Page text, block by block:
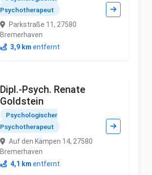
Psychotherapeut
Parkstraße 11, 27580
Bremerhaven
3,9 km entfernt
Dipl.-Psych. Renate
Goldstein
Psychologischer
Psychotherapeut
Auf den Kämpen 14, 27580
Bremerhaven
4,1 km entfernt